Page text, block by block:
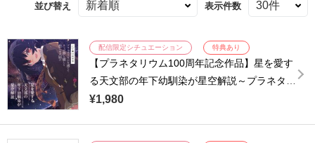
並び替え 表示件数
配信限定シチュエーション 特典あり
【プラネタリウム100周年記念作品】星を愛す
る天文部の年下幼馴染が星空解説～プラネタリ
ウムを通じてキミに夢と癒しと想いをお届け～
¥1,980